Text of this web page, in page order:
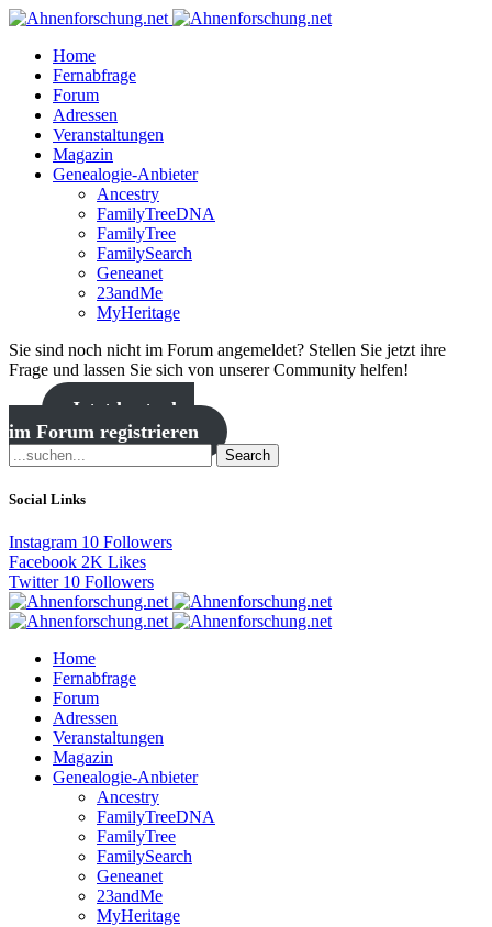
Home
Fernabfrage
Forum
Adressen
Veranstaltungen
Magazin
Genealogie-Anbieter
Ancestry
FamilyTreeDNA
FamilyTree
FamilySearch
Geneanet
23andMe
MyHeritage
Sie sind noch nicht im Forum angemeldet? Stellen Sie jetzt ihre
Frage und lassen Sie sich von unserer Community helfen!
Jetzt kostenlos
im Forum registrieren
Search
Social Links
Instagram 10 Followers
Facebook 2K Likes
Twitter 10 Followers
Home
Fernabfrage
Forum
Adressen
Veranstaltungen
Magazin
Genealogie-Anbieter
Ancestry
FamilyTreeDNA
FamilyTree
FamilySearch
Geneanet
23andMe
MyHeritage